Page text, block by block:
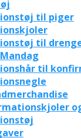
til piger
til
til